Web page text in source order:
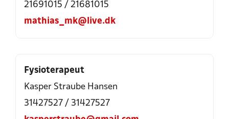
21691015 / 21681015
mathias_mk@live.dk
Fysioterapeut
Kasper Straube Hansen
31427527 / 31427527